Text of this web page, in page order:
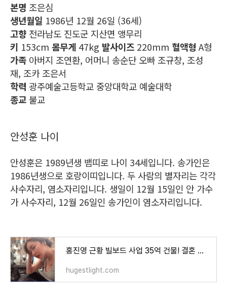
본명 조은심
생년월일 1986년 12월 26일 (36세)
고향 전라남도 진도군 지산면 앵무리
키 153cm 몸무게 47kg 발사이즈 220mm 혈액형 A형
가족 아버지 조연환, 어머니 송순단 오빠 조규창, 조성
재, 조카 조은서
학력 광주예술고등학교 중앙대학교 예술대학
종교 불교
안성훈 나이
안성훈은 1989년생 뱀띠로 나이 34세입니다. 송가인은
1986년생으로 호랑이띠입니다. 두 사람의 별자리는 각각
사수자리, 염소자리입니다. 생일이 12월 15일인 안 가수
가 사수자리, 12월 26일인 송가인이 염소자리입니다.
홍진영 근황 빌보드 사업 35억 건물! 결혼 언제? 노래 작품활동
hugestlight.com